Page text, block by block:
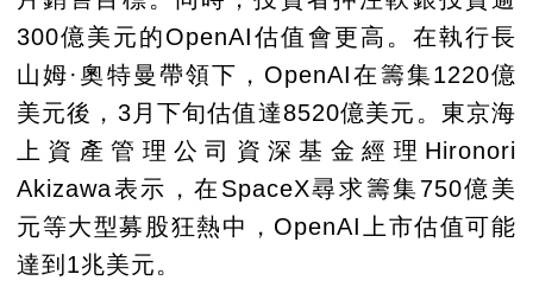
300億美元的OpenAI估值會更高。在執行長
山姆·奧特曼帶領下，OpenAI在籌集1220億
美元後，3月下旬估值達8520億美元。東京海
上資產管理公司資深基金經理Hironori
Akizawa表示，在SpaceX尋求籌集750億美
元等大型募股狂熱中，OpenAI上市估值可能
達到1兆美元。